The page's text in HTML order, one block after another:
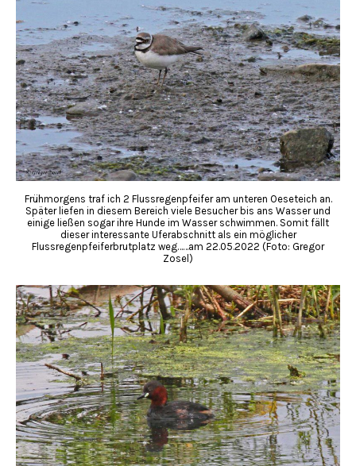
Frühmorgens traf ich 2 Flussregenpfeifer am unteren Oeseteich an.
Später liefen in diesem Bereich viele Besucher bis ans Wasser und
einige ließen sogar ihre Hunde im Wasser schwimmen. Somit fällt
dieser interessante Uferabschnitt als ein möglicher
Flussregenpfeiferbrutplatz weg……am 22.05.2022 (Foto: Gregor
Zosel)